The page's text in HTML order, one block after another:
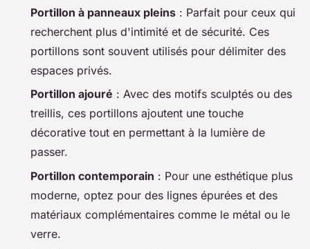
Portillon à panneaux pleins : Parfait pour ceux qui
recherchent plus d'intimité et de sécurité. Ces
portillons sont souvent utilisés pour délimiter des
espaces privés.
Portillon ajouré : Avec des motifs sculptés ou des
treillis, ces portillons ajoutent une touche
décorative tout en permettant à la lumière de
passer.
Portillon contemporain : Pour une esthétique plus
moderne, optez pour des lignes épurées et des
matériaux complémentaires comme le métal ou le
verre.